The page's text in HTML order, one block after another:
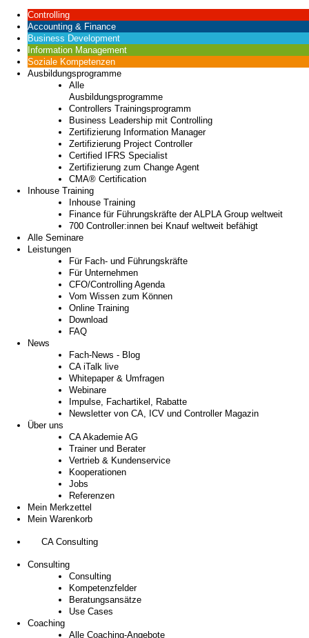
Controlling
Accounting & Finance
Business Development
Information Management
Soziale Kompetenzen
Ausbildungsprogramme
Alle
Ausbildungsprogramme
Controllers Trainingsprogramm
Business Leadership mit Controlling
Zertifizierung Information Manager
Zertifizierung Project Controller
Certified IFRS Specialist
Zertifizierung zum Change Agent
CMA® Certification
Inhouse Training
Inhouse Training
Finance für Führungskräfte der ALPLA Group weltweit
700 Controller:innen bei Knauf weltweit befähigt
Alle Seminare
Leistungen
Für Fach- und Führungskräfte
Für Unternehmen
CFO/Controlling Agenda
Vom Wissen zum Können
Online Training
Download
FAQ
News
Fach-News - Blog
CA iTalk live
Whitepaper & Umfragen
Webinare
Impulse, Fachartikel, Rabatte
Newsletter von CA, ICV und Controller Magazin
Über uns
CA Akademie AG
Trainer und Berater
Vertrieb & Kundenservice
Kooperationen
Jobs
Referenzen
Mein Merkzettel
Mein Warenkorb
CA Consulting
Consulting
Consulting
Kompetenzfelder
Beratungsansätze
Use Cases
Coaching
Alle Coaching-Angebote